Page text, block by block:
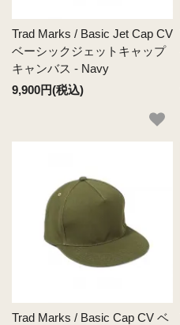
Trad Marks / Basic Jet Cap CV
ベーシックジェットキャップ
キャンバス - Navy
9,900円(税込)
Trad Marks / Basic Cap CV ベ